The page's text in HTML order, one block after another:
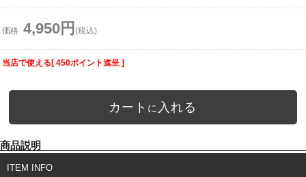
価格 4,950円 (税込)
当店で使える[ 450ポイント進呈 ]
カート に 入れる
商品説明
ITEM INFO